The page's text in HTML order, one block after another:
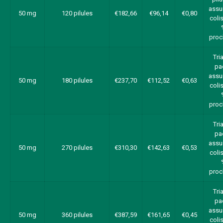
50 mg 120 pilules €182,66 €96,14 €0,80
50 mg 180 pilules €237,70 €112,52 €0,63
50 mg 270 pilules €310,30 €142,63 €0,53
50 mg 360 pilules €387,59 €161,65 €0,45